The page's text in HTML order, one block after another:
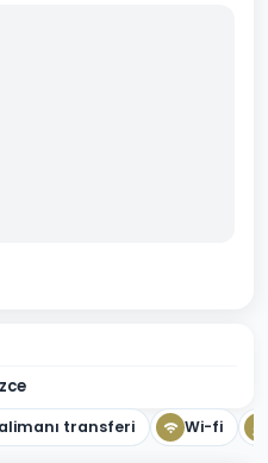
transferi Wi-fi